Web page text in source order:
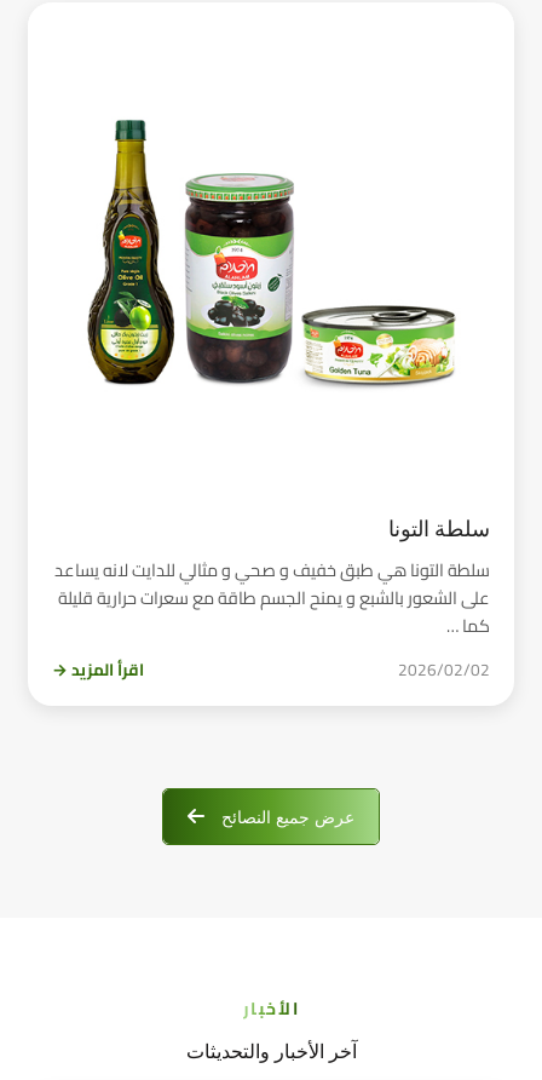
سلطة التونا
سلطة التونا هي طبق خفيف و صحي و مثالي للدايت لانه يساعد
على الشعور بالشبع و يمنح الجسم طاقة مع سعرات حرارية قليلة
كما …
2026/02/02 اقرأ المزيد →
عرض جميع النصائح
الأخبار
آخر الأخبار والتحديثات